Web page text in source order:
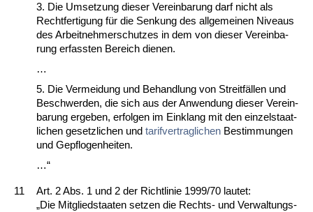
3. Die Um­set­zung die­ser Ver­ein­ba­rung darf nicht als
Recht­fer­ti­gung für die Sen­kung des all­ge­mei­nen Ni­veaus
des Ar­beit­neh­mer­schut­zes in dem von die­ser Ver­ein­ba­
rung er­fass­ten Be­reich die­nen.
…
5. Die Ver­mei­dung und Be­hand­lung von Streitfällen und
Be­schwer­den, die sich aus der An­wen­dung die­ser Ver­ein­
ba­rung er­ge­ben, er­fol­gen im Ein­klang mit den ein­zel­staat­
li­chen ge­setz­li­chen und ta­rif­ver­trag­li­chen Be­stim­mun­gen
und Ge­pflo­gen­hei­ten.
…“
11
Art. 2 Abs. 1 und 2 der Richt­li­nie 1999/70 lau­tet:
„Die Mit­glied­staa­ten set­zen die Rechts- und Ver­wal­tungs­